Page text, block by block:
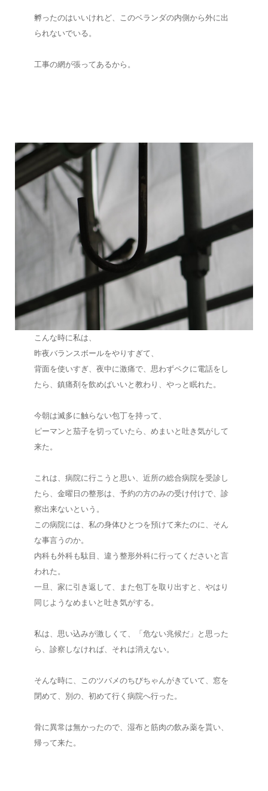
孵ったのはいいけれど、このベランダの内側から外に出
られないでいる。
工事の網が張ってあるから。
こんな時に私は、
昨夜バランスボールをやりすぎて、
背面を使いすぎ、夜中に激痛で、思わずペクに電話をし
たら、鎮痛剤を飲めばいいと教わり、やっと眠れた。
今朝は滅多に触らない包丁を持って、
ピーマンと茄子を切っていたら、めまいと吐き気がして
来た。
これは、病院に行こうと思い、近所の総合病院を受診し
たら、金曜日の整形は、予約の方のみの受け付けで、診
察出来ないという。
この病院には、私の身体ひとつを預けて来たのに、そん
な事言うのか。
内科も外科も駄目、違う整形外科に行ってくださいと言
われた。
一旦、家に引き返して、また包丁を取り出すと、やはり
同じようなめまいと吐き気がする。
私は、思い込みが激しくて、「危ない兆候だ」と思った
ら、診察しなければ、それは消えない。
そんな時に、このツバメのちびちゃんがきていて、窓を
閉めて、別の、初めて行く病院へ行った。
骨に異常は無かったので、湿布と筋肉の飲み薬を貰い、
帰って来た。